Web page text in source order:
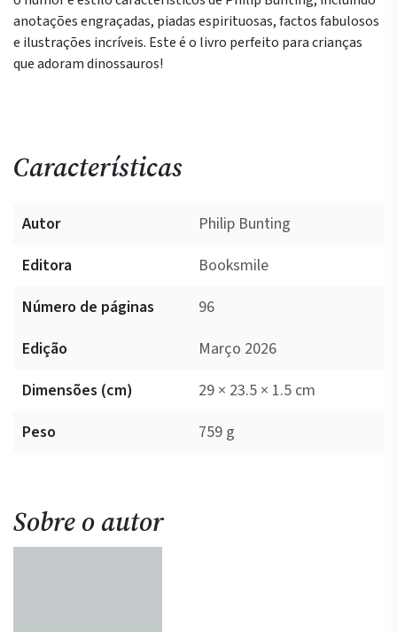
anotações engraçadas, piadas espirituosas, factos fabulosos
e ilustrações incríveis. Este é o livro perfeito para crianças
que adoram dinossauros!
Características
Autor
Philip Bunting
Editora
Booksmile
Número de páginas
96
Edição
Março 2026
Dimensões (cm)
29 × 23.5 × 1.5 cm
Peso
759 g
Sobre o autor